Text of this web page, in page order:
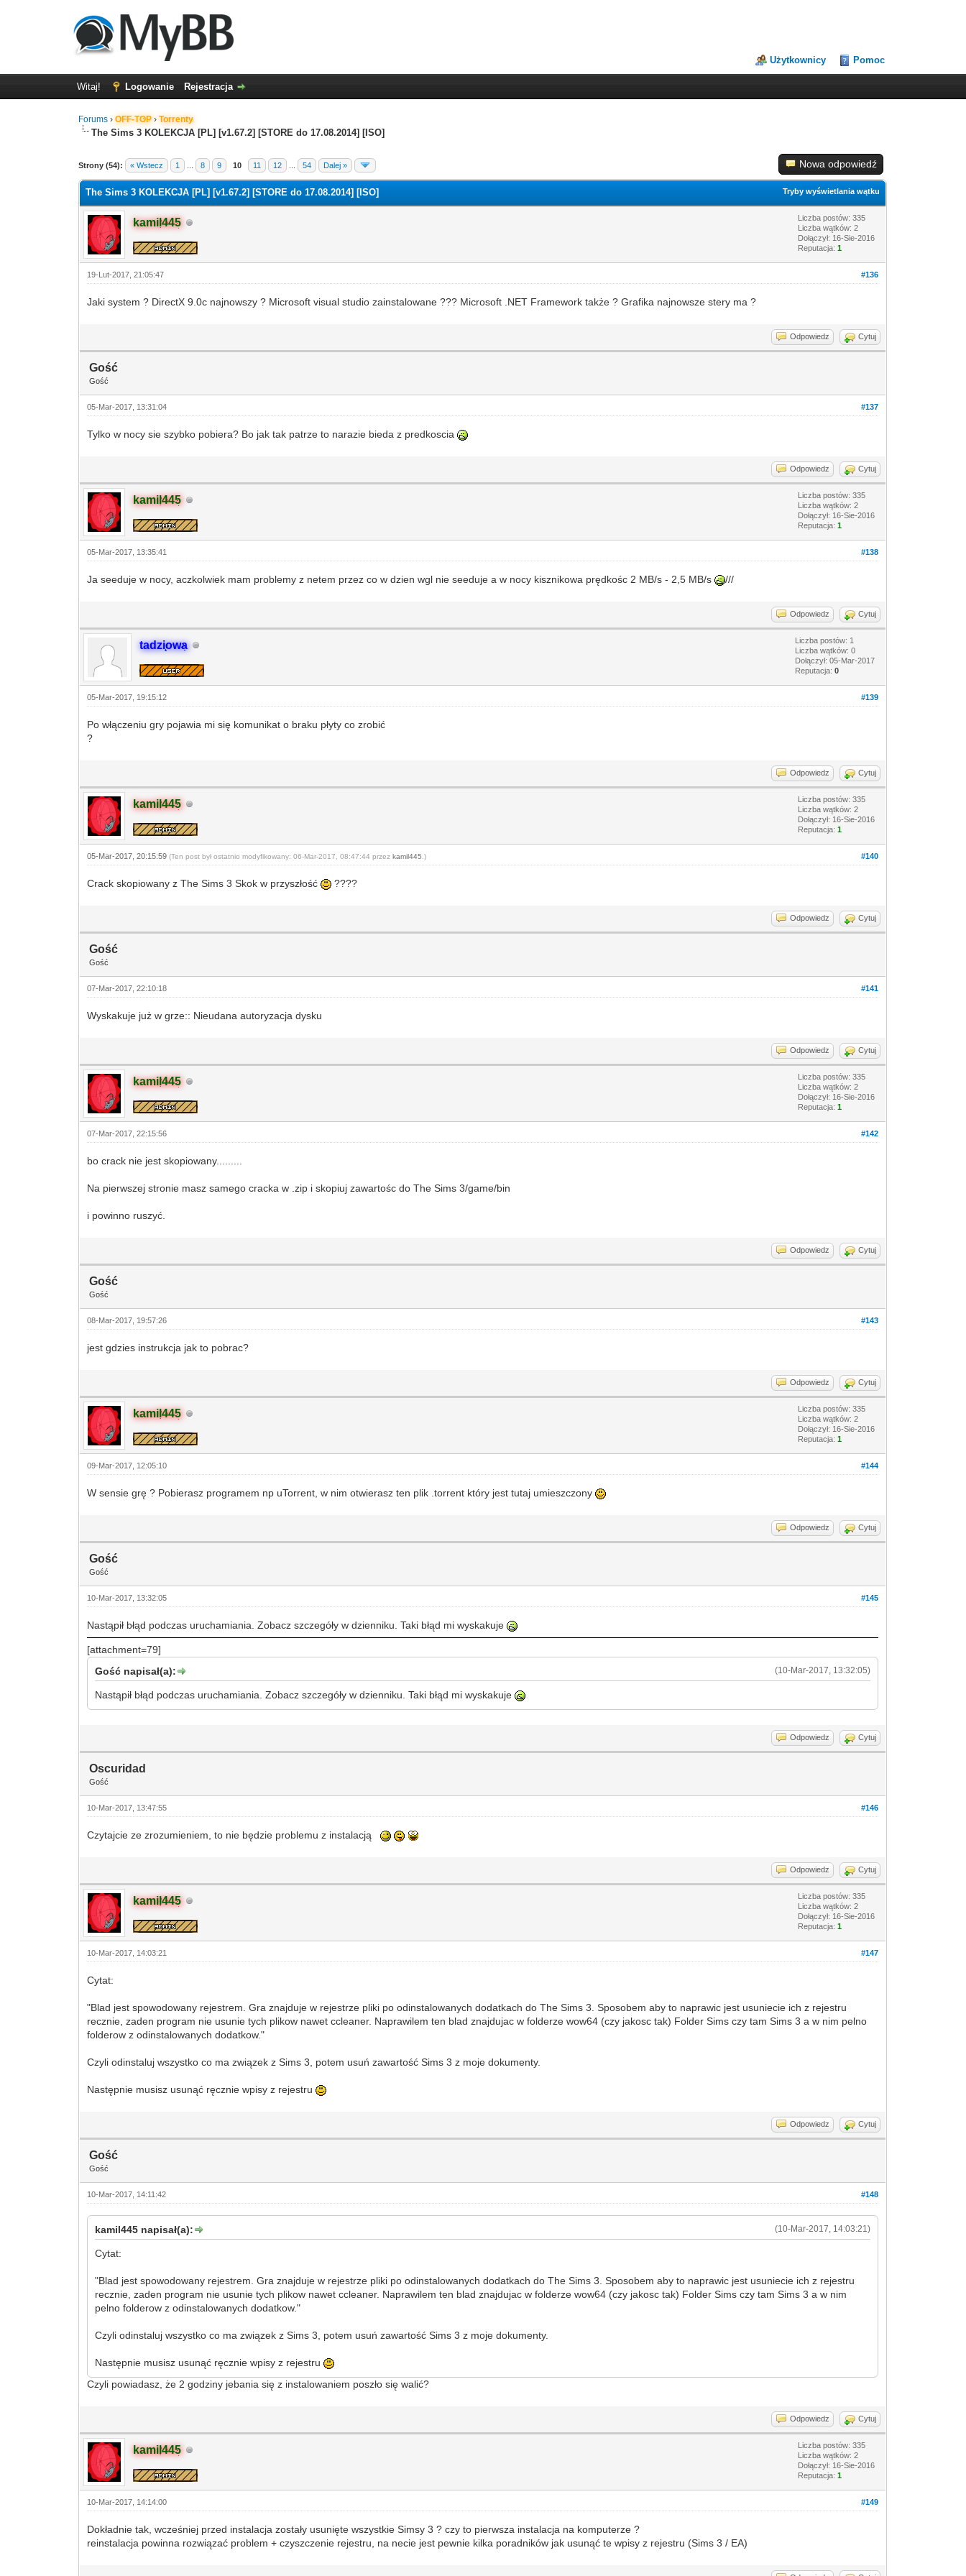
Użytkownicy Pomoc
Witaj! Logowanie Rejestracja
Forums ›OFF-TOP ›Torrenty
The Sims 3 KOLEKCJA [PL] [v1.67.2] [STORE do 17.08.2014] [ISO]
Strony (54): « Wstecz 1 8 9 10 11 12 54 Dalej » Nowa odpowiedź
Tryby wyświetlania wątku
The Sims 3 KOLEKCJA [PL] [v1.67.2] [STORE do 17.08.2014] [ISO]
kamil445
Liczba postów: 335
Liczba wątków: 2
Dołączył: 16-Sie-2016
Reputacja:1
#136
19-Lut-2017, 21:05:47
Jaki system ? DirectX 9.0c najnowszy ? Microsoft visual studio zainstalowane ??? Microsoft .NET Framework także ? Grafika najnowsze stery ma ?
Odpowiedz Cytuj
Gość
Gość
#137
05-Mar-2017, 13:31:04
Tylko w nocy sie szybko pobiera? Bo jak tak patrze to narazie bieda z predkoscia
Odpowiedz Cytuj
kamil445
Liczba postów: 335
Liczba wątków: 2
Dołączył: 16-Sie-2016
Reputacja:1
#138
05-Mar-2017, 13:35:41
Ja seeduje w nocy, aczkolwiek mam problemy z netem przez co w dzien wgl nie seeduje a w nocy kisznikowa prędkośc 2 MB/s - 2,5 MB/s ///
Odpowiedz Cytuj
tadziowa
Liczba postów: 1
Liczba wątków: 0
Dołączył: 05-Mar-2017
Reputacja:0
#139
05-Mar-2017, 19:15:12
Po włączeniu gry pojawia mi się komunikat o braku płyty co zrobić
?
Odpowiedz Cytuj
kamil445
Liczba postów: 335
Liczba wątków: 2
Dołączył: 16-Sie-2016
Reputacja:1
#140
05-Mar-2017, 20:15:59(Ten post był ostatnio modyfikowany: 06-Mar-2017, 08:47:44 przezkamil445 .)
Crack skopiowany z The Sims 3 Skok w przyszłość ????
Odpowiedz Cytuj
Gość
Gość
#141
07-Mar-2017, 22:10:18
Wyskakuje już w grze:: Nieudana autoryzacja dysku
Odpowiedz Cytuj
kamil445
Liczba postów: 335
Liczba wątków: 2
Dołączył: 16-Sie-2016
Reputacja:1
#142
07-Mar-2017, 22:15:56
bo crack nie jest skopiowany.........
Na pierwszej stronie masz samego cracka w .zip i skopiuj zawartośc do The Sims 3/game/bin
i powinno ruszyć.
Odpowiedz Cytuj
Gość
Gość
#143
08-Mar-2017, 19:57:26
jest gdzies instrukcja jak to pobrac?
Odpowiedz Cytuj
kamil445
Liczba postów: 335
Liczba wątków: 2
Dołączył: 16-Sie-2016
Reputacja:1
#144
09-Mar-2017, 12:05:10
W sensie grę ? Pobierasz programem np uTorrent, w nim otwierasz ten plik .torrent który jest tutaj umieszczony
Odpowiedz Cytuj
Gość
Gość
#145
10-Mar-2017, 13:32:05
Nastąpił błąd podczas uruchamiania. Zobacz szczegóły w dzienniku. Taki błąd mi wyskakuje
[attachment=79]
(10-Mar-2017, 13:32:05)
Gość napisał(a):
Nastąpił błąd podczas uruchamiania. Zobacz szczegóły w dzienniku. Taki błąd mi wyskakuje
Odpowiedz Cytuj
Oscuridad
Gość
#146
10-Mar-2017, 13:47:55
Czytajcie ze zrozumieniem, to nie będzie problemu z instalacją
Odpowiedz Cytuj
kamil445
Liczba postów: 335
Liczba wątków: 2
Dołączył: 16-Sie-2016
Reputacja:1
#147
10-Mar-2017, 14:03:21
Cytat:
"Blad jest spowodowany rejestrem. Gra znajduje w rejestrze pliki po odinstalowanych dodatkach do The Sims 3. Sposobem aby to naprawic jest usuniecie ich z rejestru
recznie, zaden program nie usunie tych plikow nawet ccleaner. Naprawilem ten blad znajdujac w folderze wow64 (czy jakosc tak) Folder Sims czy tam Sims 3 a w nim pelno
folderow z odinstalowanych dodatkow."
Czyli odinstaluj wszystko co ma związek z Sims 3, potem usuń zawartość Sims 3 z moje dokumenty.
Następnie musisz usunąć ręcznie wpisy z rejestru
Odpowiedz Cytuj
Gość
Gość
#148
10-Mar-2017, 14:11:42
(10-Mar-2017, 14:03:21)
kamil445 napisał(a):
Cytat:
"Blad jest spowodowany rejestrem. Gra znajduje w rejestrze pliki po odinstalowanych dodatkach do The Sims 3. Sposobem aby to naprawic jest usuniecie ich z rejestru
recznie, zaden program nie usunie tych plikow nawet ccleaner. Naprawilem ten blad znajdujac w folderze wow64 (czy jakosc tak) Folder Sims czy tam Sims 3 a w nim
pelno folderow z odinstalowanych dodatkow."
Czyli odinstaluj wszystko co ma związek z Sims 3, potem usuń zawartość Sims 3 z moje dokumenty.
Następnie musisz usunąć ręcznie wpisy z rejestru
Czyli powiadasz, że 2 godziny jebania się z instalowaniem poszło się walić?
Odpowiedz Cytuj
kamil445
Liczba postów: 335
Liczba wątków: 2
Dołączył: 16-Sie-2016
Reputacja:1
#149
10-Mar-2017, 14:14:00
Dokładnie tak, wcześniej przed instalacja zostały usunięte wszystkie Simsy 3 ? czy to pierwsza instalacja na komputerze ?
reinstalacja powinna rozwiązać problem + czyszczenie rejestru, na necie jest pewnie kilka poradników jak usunąć te wpisy z rejestru (Sims 3 / EA)